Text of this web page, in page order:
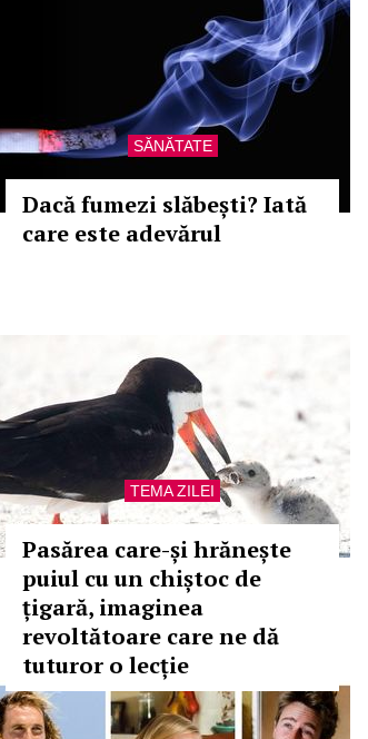
SĂNĂTATE
Dacă fumezi slăbești? Iată
care este adevărul
TEMA ZILEI
Pasărea care-și hrănește
puiul cu un chiștoc de
țigară, imaginea
revoltătoare care ne dă
tuturor o lecție